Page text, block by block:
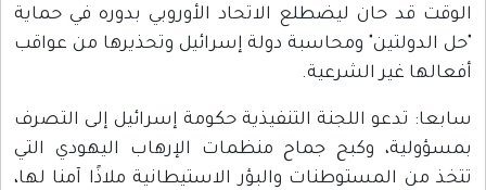
الوقت قد حان ليضطلع الاتحاد الأوروبي بدوره في حماية
"حل الدولتين" ومحاسبة دولة إسرائيل وتحذيرها من عواقب
أفعالها غير الشرعية.
سابعا: تدعو اللجنة التنفيذية حكومة إسرائيل إلى التصرف
بمسؤولية، وكبح جماح منظمات الإرهاب اليهودي التي
تتخذ من المستوطنات والبؤر الاستيطانية ملاذًا آمنا لها،